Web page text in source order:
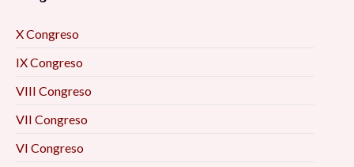
X Congreso
IX Congreso
VIII Congreso
VII Congreso
VI Congreso